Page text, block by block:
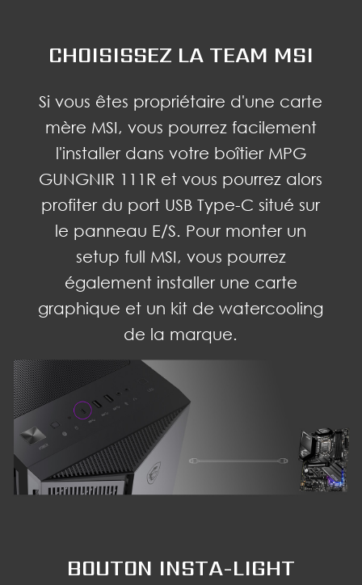
CHOISISSEZ LA TEAM MSI
Si vous êtes propriétaire d'une carte
mère MSI, vous pourrez facilement
l'installer dans votre boîtier MPG
GUNGNIR 111R et vous pourrez alors
profiter du port USB Type-C situé sur
le panneau E/S. Pour monter un
setup full MSI, vous pourrez
également installer une carte
graphique et un kit de watercooling
de la marque.
BOUTON INSTA-LIGHT